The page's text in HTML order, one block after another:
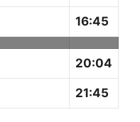
16:45
20:04
21:45